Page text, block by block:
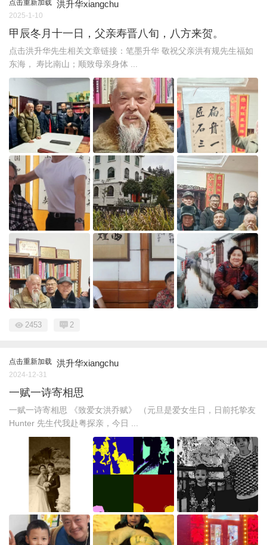
点击重新加载 洪升华xiangchu
2025-1-10
甲辰冬月十一日，父亲寿晋八旬，八方来贺。
点击洪升华先生相关文章链接：笔墨升华 敬祝父亲洪有规先生福如
东海， 寿比南山；顺致母亲身体 ...
2453 2
点击重新加载 洪升华xiangchu
2024-12-31
一赋一诗寄相思
一赋一诗寄相思 《致爱女洪乔赋》 （元旦是爱女生日，日前托挚友
Hunter 先生代我赴粤探亲，今日 ...